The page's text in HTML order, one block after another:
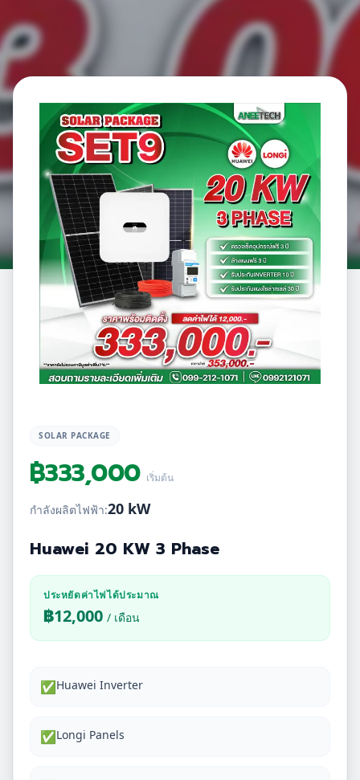
SOLAR PACKAGE
฿333,000 เริ่มต้น
กำลังผลิตไฟฟ้า:20 kW
Huawei 20 KW 3 Phase
ประหยัดค่าไฟได้ประมาณ
฿12,000 / เดือน
✅Huawei Inverter
✅Longi Panels